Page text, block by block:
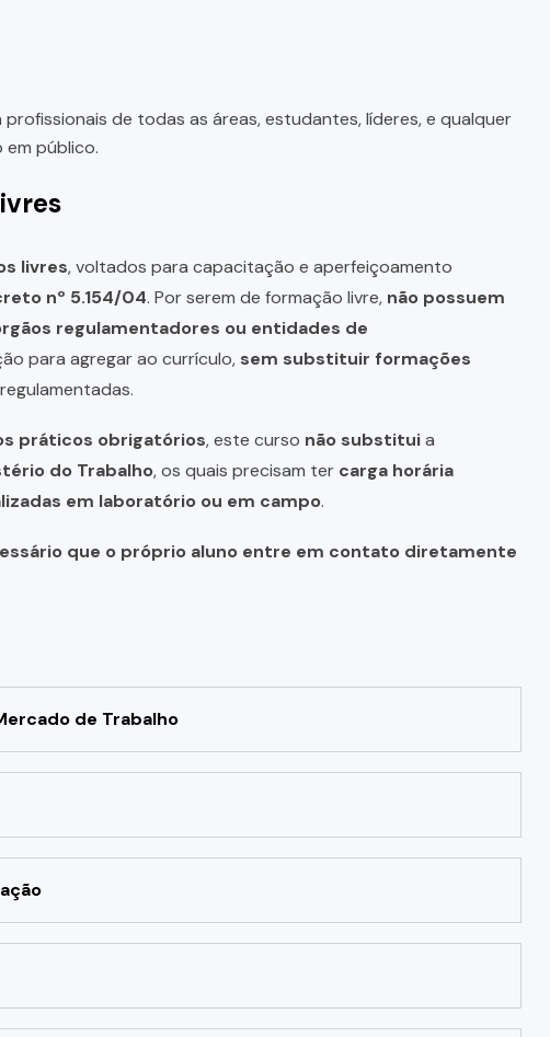
de todas as áreas, estudantes, líderes, e qualquer
público.
livres, voltados para capacitação e aperfeiçoamento
nº 5.154/04. Por serem de formação livre, não possuem
regulamentadores ou entidades de
para agregar ao currículo, sem substituir formações
práticos obrigatórios, este curso não substituia
do Trabalho, os quais precisam ter carga horária
em laboratório ou em campo.
que o próprio aluno entre em contato diretamente
de Trabalho